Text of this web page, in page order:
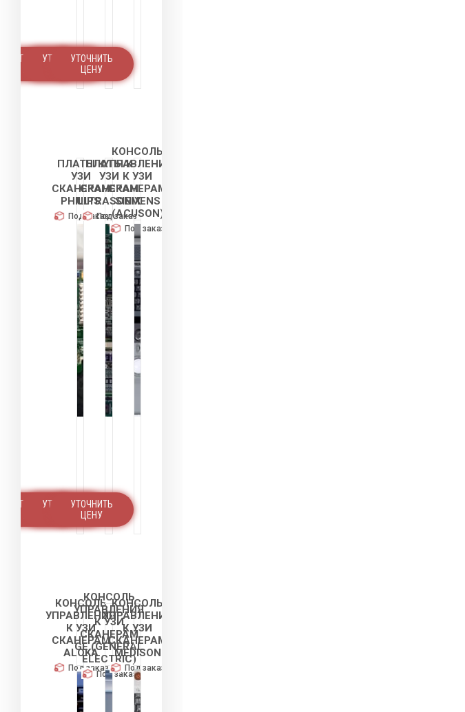
УТОЧНИТЬУТОЧНИТЬУТОЧНИТЬ
ЦЕНУ
ПЛАТЫ К
УЗИ
СКАНЕРАМ
PHILIPS
Под заказ
УТОЧНИТЬ
ПЛАТЫ К
УЗИ
СКАНЕРАМ
ULTRASONIX
Под заказ
УТОЧНИТЬ
КОНСОЛЬ
УПРАВЛЕНИЯ
К УЗИ
СКАНЕРАМ
SIEMENS
(ACUSON)
Под заказ
УТОЧНИТЬ
ЦЕНУ
КОНСОЛЬ
УПРАВЛЕНИЯ
К УЗИ
СКАНЕРАМ
ALOKA
Под заказ
КОНСОЛЬ
УПРАВЛЕНИЯ
К УЗИ
СКАНЕРАМ
GE (GENERAL
ELECTRIC)
Под заказ
КОНСОЛЬ
УПРАВЛЕНИЯ
К УЗИ
СКАНЕРАМ
MEDISON
Под заказ